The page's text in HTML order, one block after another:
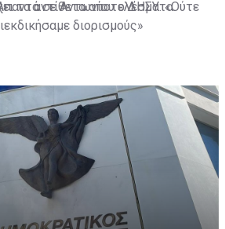
τα αντίθετα αποτελέσματα.
σε Αντωνίου ο ΔΗΣΥ: «Ούτε
διορισμούς»